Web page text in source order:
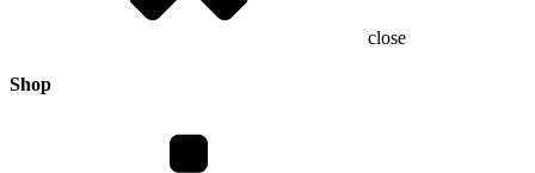
close
Shop